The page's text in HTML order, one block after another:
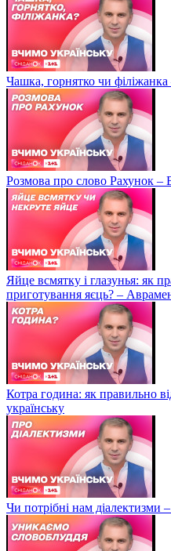
Чашка, горнятко чи
Розмова про слово Рахунок –
Яйце всмятку і глазунья: як
приготування яєць? –
Котра година: як правильно
українську
Чи потрібні нам діалектизми